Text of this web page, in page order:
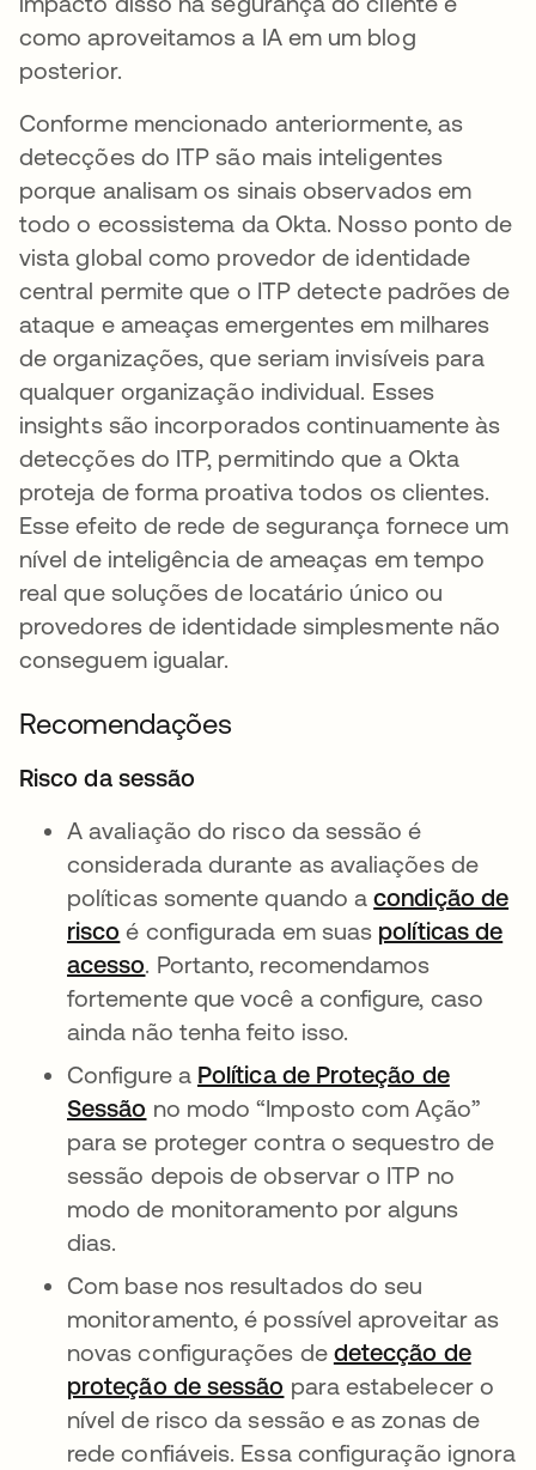
como aproveitamos a IA em um blog
posterior.
Conforme mencionado anteriormente, as
detecções do ITP são mais inteligentes
porque analisam os sinais observados em
todo o ecossistema da Okta. Nosso ponto de
vista global como provedor de identidade
central permite que o ITP detecte padrões de
ataque e ameaças emergentes em milhares
de organizações, que seriam invisíveis para
qualquer organização individual. Esses
insights são incorporados continuamente às
detecções do ITP, permitindo que a Okta
proteja de forma proativa todos os clientes.
Esse efeito de rede de segurança fornece um
nível de inteligência de ameaças em tempo
real que soluções de locatário único ou
provedores de identidade simplesmente não
conseguem igualar.
Recomendações
Risco da sessão
A avaliação do risco da sessão é
considerada durante as avaliações de
políticas somente quando acondição de
risco é configurada em suas políticas de
acesso. Portanto, recomendamos
fortemente que você a configure, caso
ainda não tenha feito isso.
Configure a Política de Proteção de
Sessão no modo “Imposto com Ação”
para se proteger contra o sequestro de
sessão depois de observar o ITP no
modo de monitoramento por alguns
dias.
Com base nos resultados do seu
monitoramento, é possível aproveitar as
novas configurações de detecção de
proteção de sessão para estabelecer o
nível de risco da sessão e as zonas de
rede confiáveis. Essa configuração ignora